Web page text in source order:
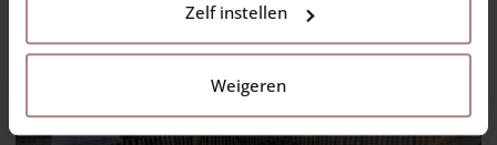
Zelf instellen
Weigeren